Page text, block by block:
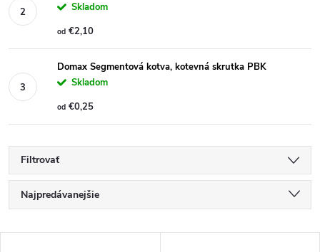
Skladom
od €2,10
Domax Segmentová kotva, kotevná skrutka PBK
Skladom
od €0,25
Filtrovať
R
a
Najpredávanejšie